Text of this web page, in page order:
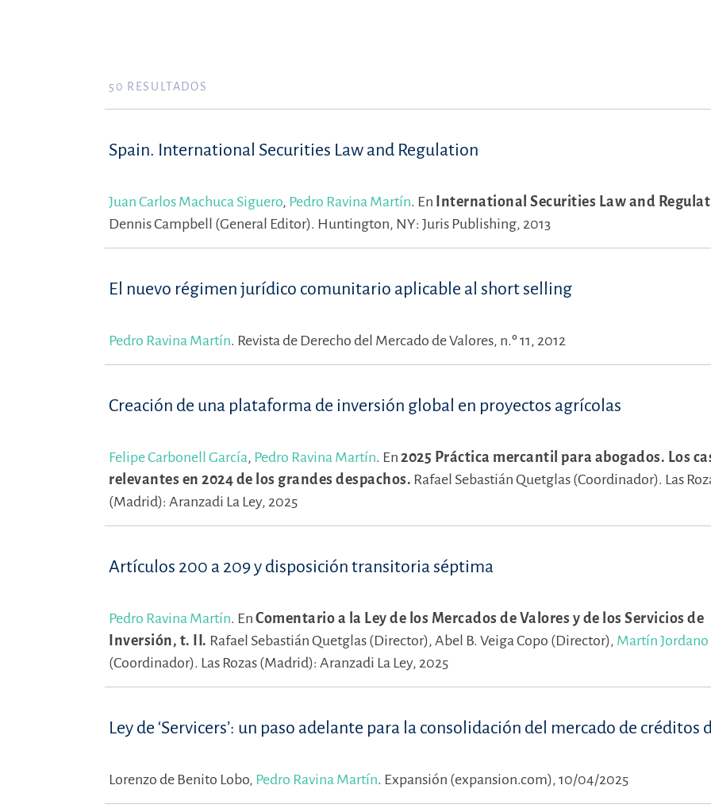
50 RESULTADOS
Spain. International Securities Law and Regulation
Juan Carlos Machuca Siguero, Pedro Ravina Martín. En International Securities Law and
Dennis Campbell (General Editor). Huntington, NY: Juris Publishing, 2013
El nuevo régimen jurídico comunitario aplicable al short selling
Pedro Ravina Martín. Revista de Derecho del Mercado de Valores, n.º 11, 2012
Creación de una plataforma de inversión global en proyectos agrícolas
Felipe Carbonell García, Pedro Ravina Martín. En 2025 Práctica mercantil para abogados. Los
relevantes en 2024 de los grandes despachos. Rafael Sebastián Quetglas (Coordinador). Las
(Madrid): Aranzadi La Ley, 2025
Artículos 200 a 209 y disposición transitoria séptima
Pedro Ravina Martín. En Comentario a la Ley de los Mercados de Valores y de los Servicios de
Inversión, t. II. Rafael Sebastián Quetglas (Director), Abel B. Veiga Copo (Director), Martín Jordano
(Coordinador). Las Rozas (Madrid): Aranzadi La Ley, 2025
Ley de ‘Servicers’: un paso adelante para la consolidación del mercado de créditos
Lorenzo de Benito Lobo, Pedro Ravina Martín. Expansión (expansion.com), 10/04/2025